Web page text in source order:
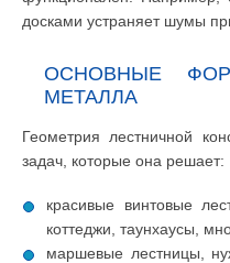
досками устраняет шумы
ОСНОВНЫЕ
МЕТАЛЛА
Геометрия лестничной
задач, которые она решает:
красивые винтовые
коттеджи, таунхаусы,
маршевые лестницы,